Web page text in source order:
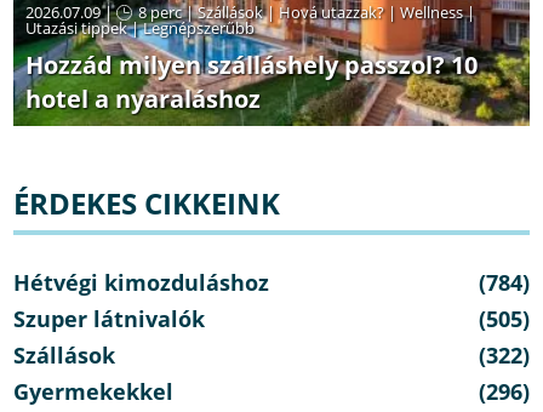
2026.07.09 | 8 perc|Szállások| Hová utazzak? |Wellness|
Utazási tippek|Legnépszerűbb
Hozzád milyen szálláshely passzol? 10
hotel a nyaraláshoz
ÉRDEKES CIKKEINK
Hétvégi kimozduláshoz
(784)
Szuper látnivalók
(505)
Szállások
(322)
Gyermekekkel
(296)